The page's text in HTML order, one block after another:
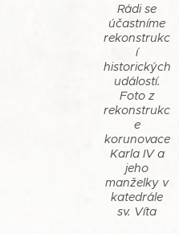
Rádi se
účastníme
rekonstrukc
í
historických
událostí.
Foto z
rekonstrukc
e
korunovace
Karla IV a
jeho
manželky v
katedrále
sv. Víta